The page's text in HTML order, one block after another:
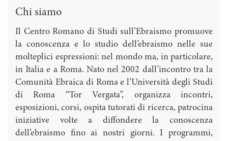
Chi siamo
Il Centro Romano di Studi sull’Ebraismo promuove
la conoscenza e lo studio dell’ebraismo nelle sue
molteplici espressioni: nel mondo ma, in particolare,
in Italia e a Roma. Nato nel 2002 dall’incontro tra la
Comunità Ebraica di Roma e l’Università degli Studi
di Roma “Tor Vergata”, organizza incontri,
esposizioni, corsi, ospita tutorati di ricerca, patrocina
iniziative volte a diffondere la conoscenza
dell’ebraismo fino ai nostri giorni. I programmi,